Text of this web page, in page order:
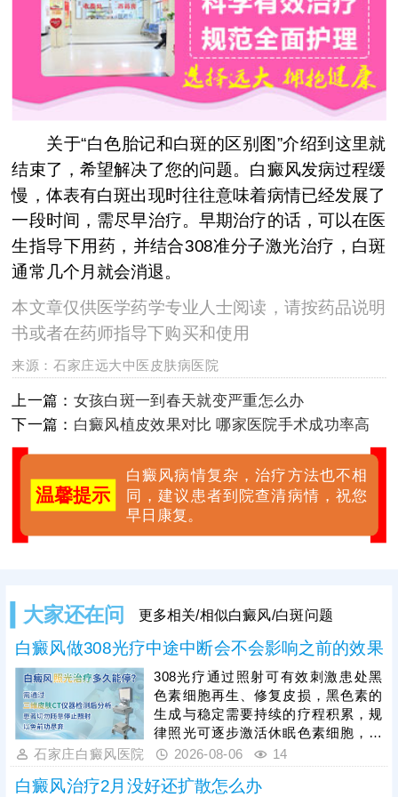
关于“白色胎记和白斑的区别图”介绍到这里就
结束了，希望解决了您的问题。白癜风发病过程缓
慢，体表有白斑出现时往往意味着病情已经发展了
一段时间，需尽早治疗。早期治疗的话，可以在医
生指导下用药，并结合308准分子激光治疗，白斑
通常几个月就会消退。
本文章仅供医学药学专业人士阅读，请按药品说明
书或者在药师指导下购买和使用
来源：石家庄远大中医皮肤病医院
上一篇： 女孩白斑一到春天就变严重怎么办
下一篇： 白癜风植皮效果对比 哪家医院手术成功率高
温馨提示
白癜风病情复杂，治疗方法也不相
同，建议患者到院查清病情，祝您
早日康复。
大家还在问 更多相关/相似白癜风/白斑问题
白癜风做308光疗中途中断会不会影响之前的效果
308光疗通过照射可有效刺激患处黑
色素细胞再生、修复皮损，黑色素的
生成与稳定需要持续的疗程积累，规
律照光可逐步激活休眠色素细胞，维
持皮肤色素代谢的良性循环，而突然
中断会让激活的细胞活性回落，色素
再生进程停滞，甚至出现复色色素消
石家庄白癜风医院 2026-08-06 14
白癜风治疗2月没好还扩散怎么办